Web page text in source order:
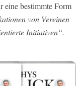
eine bestimmte Form
von Vereinen
Initiativen“.